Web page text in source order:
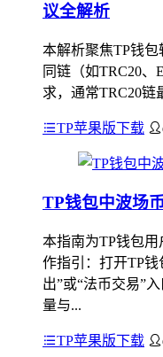
议全解析
本解析聚焦TP钱
同链（如TRC20、
求，通常TRC20链
TP苹果版下载
TP钱包中波场
本指南为TP钱包
作指引：打开TP
出”或“法币交易”
量与...
TP苹果版下载